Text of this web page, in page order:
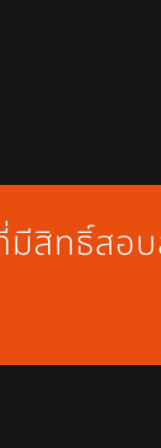
สิทธิ์สอ